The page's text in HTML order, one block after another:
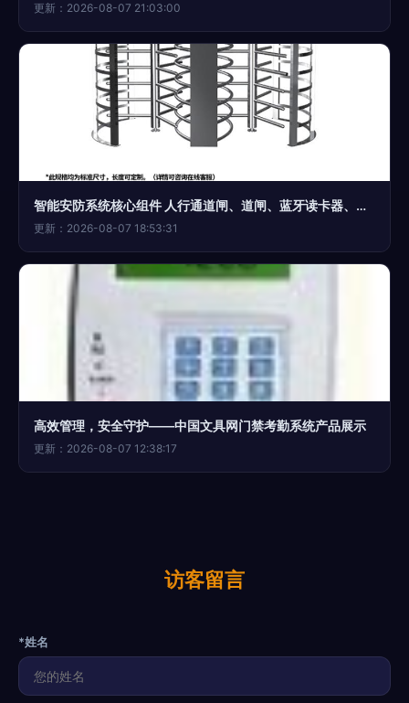
更新：2026-08-07 21:03:00
智能安防系统核心组件 人行通道闸、道闸、蓝牙读卡器、门禁考勤系统与车牌识别系统的综合解析
更新：2026-08-07 18:53:31
高效管理，安全守护——中国文具网门禁考勤系统产品展示
更新：2026-08-07 12:38:17
访客留言
*姓名